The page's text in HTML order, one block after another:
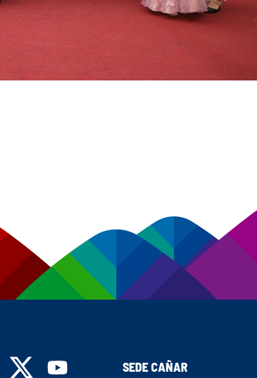
SEDE CAÑAR